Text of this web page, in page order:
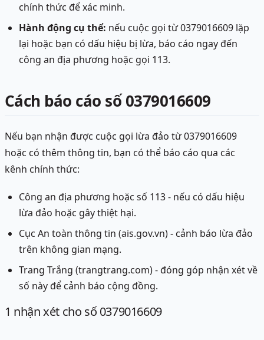
chính thức để xác minh.
Hành động cụ thể: nếu cuộc gọi từ 0379016609 lặp
lại hoặc bạn có dấu hiệu bị lừa, báo cáo ngay đến
công an địa phương hoặc gọi 113.
Cách báo cáo số 0379016609
Nếu bạn nhận được cuộc gọi lừa đảo từ 0379016609
hoặc có thêm thông tin, bạn có thể báo cáo qua các
kênh chính thức:
Công an địa phương hoặc số 113 - nếu có dấu hiệu
lừa đảo hoặc gây thiệt hại.
Cục An toàn thông tin (ais.gov.vn) - cảnh báo lừa đảo
trên không gian mạng.
Trang Trắng (trangtrang.com) - đóng góp nhận xét về
số này để cảnh báo cộng đồng.
1 nhận xét cho số 0379016609